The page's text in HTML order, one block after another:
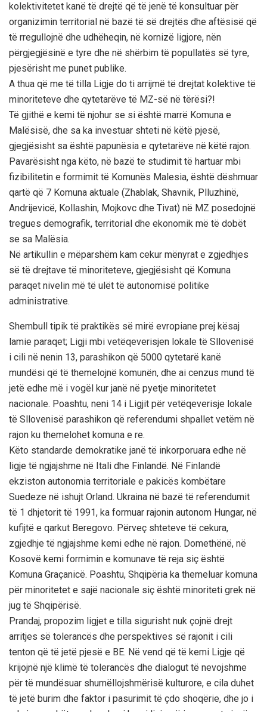
kolektivitetet kanë të drejtë që të jenë të konsultuar për
organizimin territorial në bazë të së drejtës dhe aftësisë që
të rregullojnë dhe udhëheqin, në kornizë ligjore, nën
përgjegjësinë e tyre dhe në shërbim të popullatës së tyre,
pjesërisht me punet publike.
A thua që me të tilla Ligje do ti arrijmë të drejtat kolektive të
minoriteteve dhe qytetarëve të MZ-së në tërësi?!
Të gjithë e kemi të njohur se si është marrë Komuna e
Malësisë, dhe sa ka investuar shteti në këtë pjesë,
gjegjësisht sa është papunësia e qytetarëve në këtë rajon.
Pavarësisht nga këto, në bazë te studimit të hartuar mbi
fizibilitetin e formimit të Komunës Malesia, është dëshmuar
qartë që 7 Komuna aktuale (Zhablak, Shavnik, Plluzhinë,
Andrijevicë, Kollashin, Mojkovc dhe Tivat) në MZ posedojnë
tregues demografik, territorial dhe ekonomik më të dobët
se sa Malësia.
Në artikullin e mëparshëm kam cekur mënyrat e zgjedhjes
së të drejtave të minoriteteve, gjegjësisht që Komuna
paraqet nivelin më të ulët të autonomisë politike
administrative.
Shembull tipik të praktikës së mirë evropiane prej kësaj
lamie paraqet; Ligji mbi vetëqeverisjen lokale të Sllovenisë
i cili në nenin 13, parashikon që 5000 qytetarë kanë
mundësi që të themelojnë komunën, dhe ai cenzus mund të
jetë edhe më i vogël kur janë në pyetje minoritetet
nacionale. Poashtu, neni 14 i Ligjit për vetëqeverisje lokale
të Sllovenisë parashikon që referendumi shpallet vetëm në
rajon ku themelohet komuna e re.
Këto standarde demokratike janë të inkorporuara edhe në
ligje të ngjajshme në Itali dhe Finlandë. Në Finlandë
ekziston autonomia territoriale e pakicës kombëtare
Suedeze në ishujt Orland. Ukraina në bazë të referendumit
të 1 dhjetorit të 1991, ka formuar rajonin autonom Hungar, në
kufijtë e qarkut Beregovo. Përveç shteteve të cekura,
zgjedhje të ngjajshme kemi edhe në rajon. Domethënë, në
Kosovë kemi formimin e komunave të reja siç është
Komuna Graçanicë. Poashtu, Shqipëria ka themeluar komuna
për minoritetet e sajë nacionale siç është minoriteti grek në
jug të Shqipërisë.
Prandaj, propozim ligjet e tilla sigurisht nuk çojnë drejt
arritjes së tolerancës dhe perspektives së rajonit i cili
tenton që të jetë pjesë e BE. Në vend që të kemi Ligje që
krijojnë një klimë të tolerancës dhe dialogut të nevojshme
për të mundësuar shumëllojshmërisë kulturore, e cila duhet
të jetë burim dhe faktor i pasurimit të çdo shoqërie, dhe jo i